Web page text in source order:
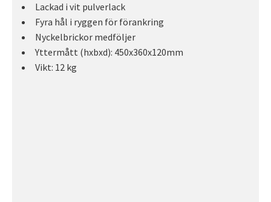
Lackad i vit pulverlack
Fyra hål i ryggen för förankring
Nyckelbrickor medföljer
Yttermått (hxbxd): 450x360x120mm
Vikt: 12 kg